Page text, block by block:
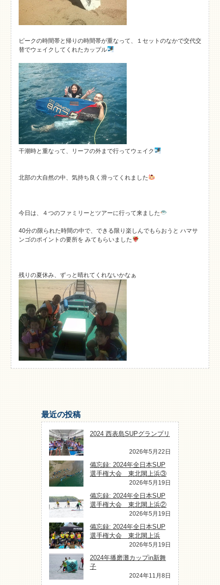
ピークの時間帯と帰りの時間帯が重なって、１セットのなかで交代交
替でウェイクしてくれたカップル
干潮時と重なって、リーフの外まで行ってウェイク
北部の大自然の中、気持ち良く滑ってくれました
今日は、４つのファミリーとツアーに行って来ました
40分の限られた時間の中で、できる限り楽しんでもらおうと ハマサ
ンゴのポイントの要所を みてもらいました
残りの夏休み、ずっと晴れてくれないかなぁ
最近の投稿
2024 西表島SUPグランプリ
2026年5月22日
備忘録: 2024年全日本SUP
選手権大会 東北閖上浜③
2026年5月19日
備忘録: 2024年全日本SUP
選手権大会 東北閖上浜②
2026年5月19日
備忘録: 2024年全日本SUP
選手権大会 東北閖上浜
2026年5月19日
2024年播磨灘カップin新舞
子
2024年11月8日